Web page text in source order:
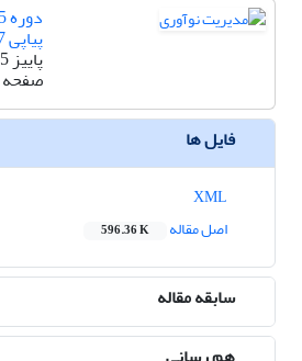
پیاپی 17
پاییز 1395
صفحه
فایل ها
اصل مقاله
596.36 K
سابقه مقاله